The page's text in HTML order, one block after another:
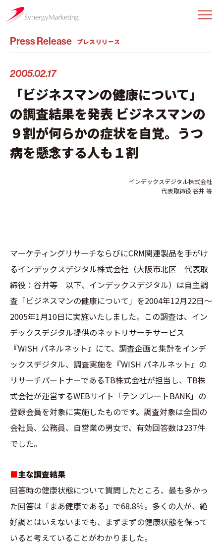
Press Release プレスリリース
「ビジネスマンの健康について」
の調査結果を発表 ビジネスマンの
９割が何らかの症状を自覚。うつ
病を懸念する人も１割
2005.02.17
インデックスデジタル株式会社
代表取締役 谷井 等
マーケティングリサーチならびにCRM関連製品を手がけ
るインデックスデジタル株式会社（大阪市北区 代表取
締役：谷井等 以下、インデックスデジタル）は自主調
査「ビジネスマンの健康について」を2004年12月22日～
2005年1月10日に実施いたしました。この調査は、イン
デックスデジタル提供のネットリサーチサービス
『WISH パネルネット』にて、調査企画と集計をインデ
ックスデジタル、調査実施を『WISH パネルネット』の
リサーチパートナーであるTB株式会社が担当し、TB株
式会社が運営するWEBサイト「テンプレートBANK」の
登録会員を対象に実施したものです。調査対象は全国の
会社員、公務員、自営業の男女で、有効回答数は237件
でした。
■主な調査結果
回答時の健康状態について質問したところ、最も多かっ
た回答は「まあ健康である」で68.8％。多くの人が、絶
好調とはいえないまでも、まずまずの健康状態を保って
いると考えていることがわかりました。